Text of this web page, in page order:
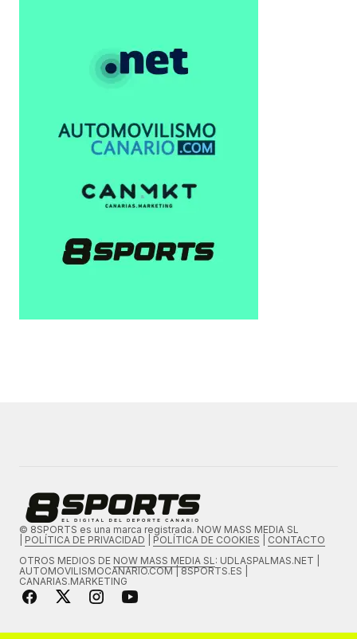
© 8SPORTS es una marca registrada. NOW MASS MEDIA SL
POLÍTICA DE PRIVACIDAD POLÍTICA DE COOKIES
CONTACTO
OTROS MEDIOS DE NOW MASS MEDIA SL : UDLASPALMAS.NET |
AUTOMOVILISMOCANARIO.COM | 8SPORTS.ES |
CANARIAS.MARKETING